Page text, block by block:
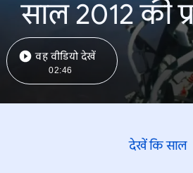
साल 2012 की
वह वीडियो देखें
02:46
देखें कि साल